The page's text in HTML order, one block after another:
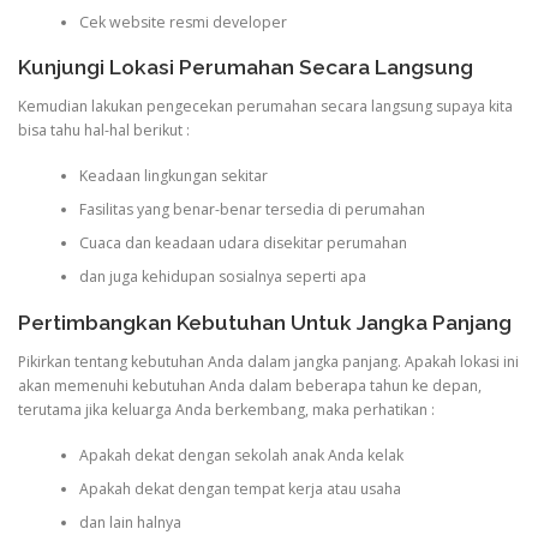
Cek website resmi developer
Kunjungi Lokasi Perumahan Secara Langsung
Kemudian lakukan pengecekan perumahan secara langsung supaya kita
bisa tahu hal-hal berikut :
Keadaan lingkungan sekitar
Fasilitas yang benar-benar tersedia di perumahan
Cuaca dan keadaan udara disekitar perumahan
dan juga kehidupan sosialnya seperti apa
Pertimbangkan Kebutuhan Untuk Jangka Panjang
Pikirkan tentang kebutuhan Anda dalam jangka panjang. Apakah lokasi ini
akan memenuhi kebutuhan Anda dalam beberapa tahun ke depan,
terutama jika keluarga Anda berkembang, maka perhatikan :
Apakah dekat dengan sekolah anak Anda kelak
Apakah dekat dengan tempat kerja atau usaha
dan lain halnya